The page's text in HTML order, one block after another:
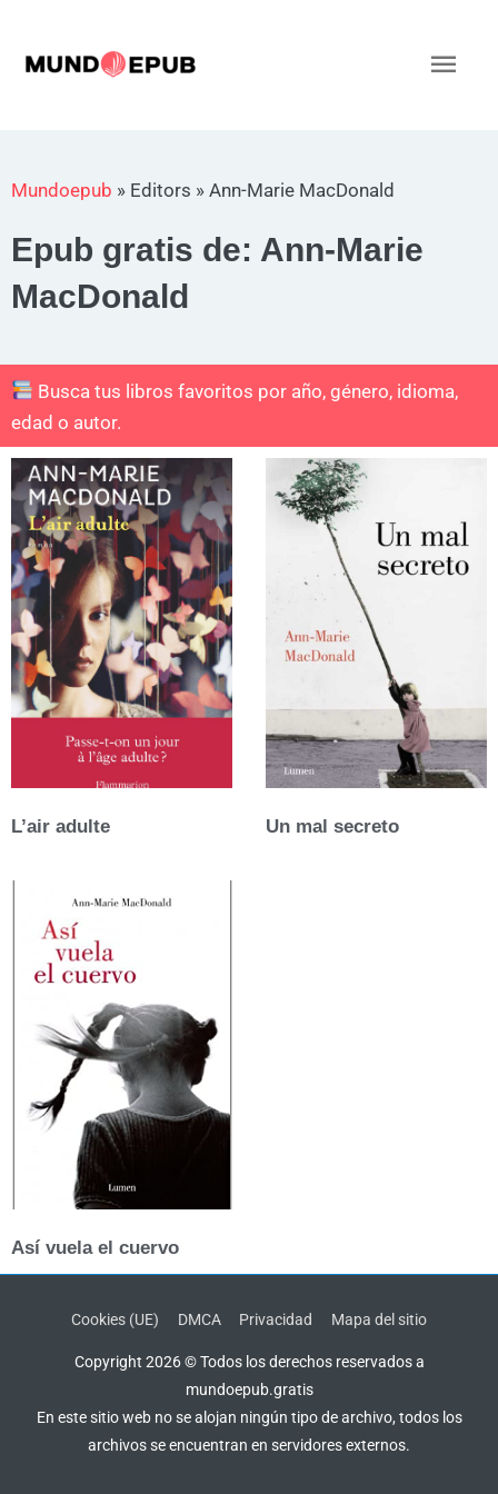
contenido
Mundoepub » Editors » Ann-Marie MacDonald
Epub gratis de: Ann-Marie
MacDonald
Busca tus libros favoritos por año, género, idioma,
edad o autor.
L’air adulte Un mal secreto
Así vuela el cuervo
Cookies (UE) DMCA Privacidad Mapa del sitio
Copyright 2026 © Todos los derechos reservados a
mundoepub.gratis
En este sitio web no se alojan ningún tipo de archivo, todos los
archivos se encuentran en servidores externos.